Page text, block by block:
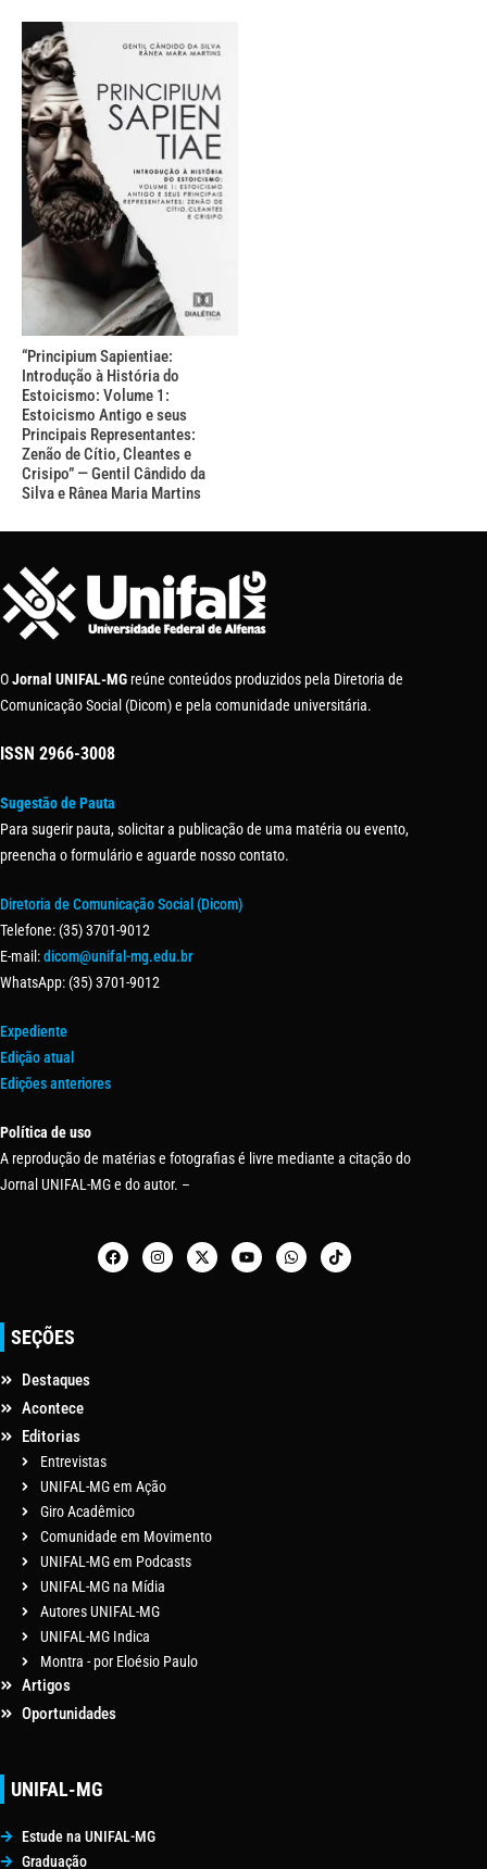
“Principium Sapientiae:
Introdução à História do
Estoicismo: Volume 1:
Estoicismo Antigo e seus
Principais Representantes:
Zenão de Cítio, Cleantes e
Crisipo” — Gentil Cândido da
Silva e Rânea Maria Martins
OJornal UNIFAL-MG reúne conteúdos produzidos pela Diretoria de
Comunicação Social (Dicom) e pela comunidade universitária.
ISSN 2966-3008
Sugestão de Pauta
Para sugerir pauta, solicitar a publicação de uma matéria ou evento,
preencha o formulário e aguarde nosso contato.
Diretoria de Comunicação Social (Dicom)
Telefone: (35) 3701-9012
E-mail:dicom@unifal-mg.edu.br
WhatsApp: (35) 3701-9012
Expediente
Edição atual
Edições anteriores
Política de uso
A reprodução de matérias e fotografias é livre mediante a citação do
Jornal UNIFAL-MG e do autor. –
SEÇÕES
Destaques
Acontece
Editorias
Entrevistas
UNIFAL-MG em Ação
Giro Acadêmico
Comunidade em Movimento
UNIFAL-MG em Podcasts
UNIFAL-MG na Mídia
Autores UNIFAL-MG
UNIFAL-MG Indica
Montra - por Eloésio Paulo
Artigos
Oportunidades
UNIFAL-MG
Estude na UNIFAL-MG
Graduação